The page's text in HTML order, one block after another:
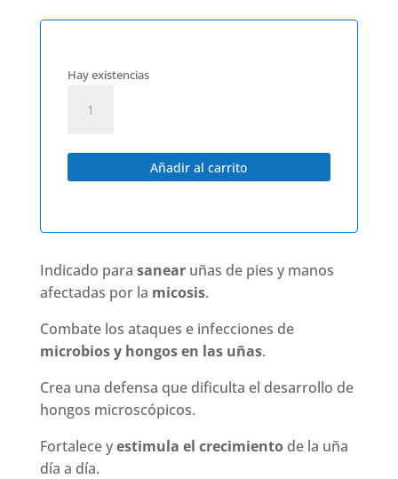
Hay existencias
de
uñas
cantidad
Añadir al carrito
Indicado para sanearuñas de pies y manos
afectadas por la micosis.
Combate los ataques e infecciones de
microbios y hongos en las uñas.
Crea una defensa que dificulta el desarrollo de
hongos microscópicos.
Fortalece yestimula el crecimientode la uña
día a día.